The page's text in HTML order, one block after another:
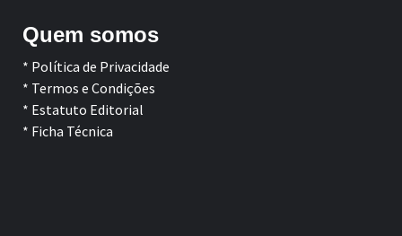
Quem somos
* Política de Privacidade
* Termos e Condições
* Estatuto Editorial
* Ficha Técnica